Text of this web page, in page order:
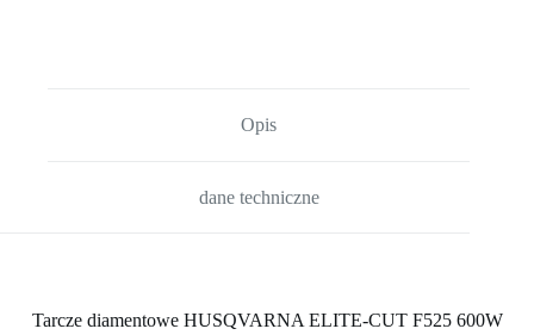
Opis
dane techniczne
Tarcze diamentowe HUSQVARNA ELITE-CUT F525 600W